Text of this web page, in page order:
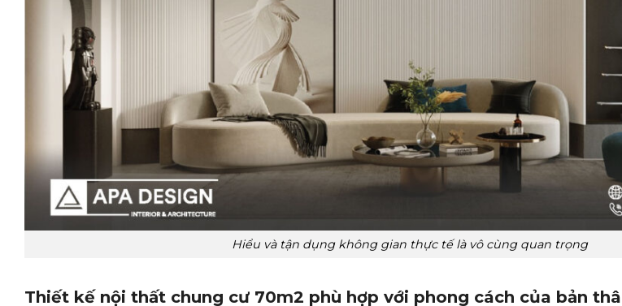
Hiểu và tận dụng không gian thực tế là vô cùng quan trọng
Thiết kế nội thất chung cư 70m2 phù hợp với phong cách của bản